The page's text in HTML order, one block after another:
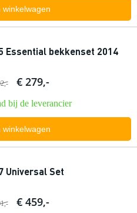
winkelwagen
Essential bekkenset 2014
€ 279,-
bij de leverancier
winkelwagen
Universal Set
€ 459,-